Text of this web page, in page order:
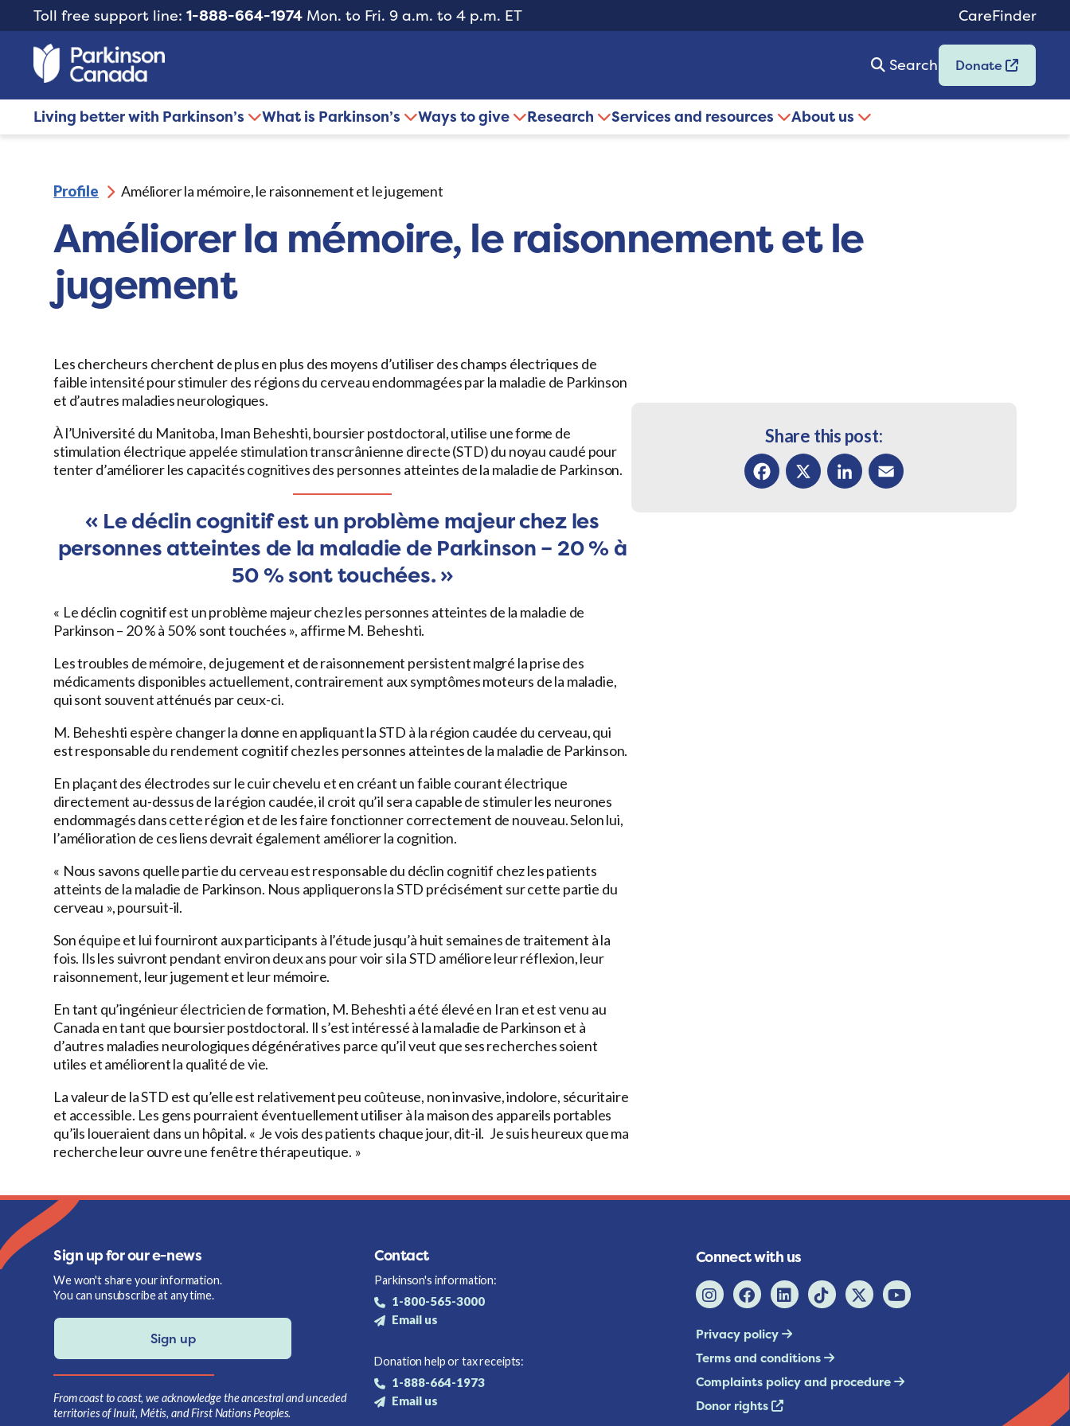
Toll free support line: 1-888-664-1974 Mon. to Fri. 9 a.m. to 4 p.m. ET CareFinder
Search Donate
Living better with Parkinson’s What is Parkinson’s Ways to give Research Services and resources About us
Profile Améliorer la mémoire, le raisonnement et le jugement
Améliorer la mémoire, le raisonnement et le
jugement
Les chercheurs cherchent de plus en plus des moyens d’utiliser des champs électriques de
faible intensité pour stimuler des régions du cerveau endommagées par la maladie de Parkinson
et d’autres maladies neurologiques.
À l’Université du Manitoba, Iman Beheshti, boursier postdoctoral, utilise une forme de
stimulation électrique appelée stimulation transcrânienne directe (STD) du noyau caudé pour
tenter d’améliorer les capacités cognitives des personnes atteintes de la maladie de Parkinson.
« Le déclin cognitif est un problème majeur chez les
personnes atteintes de la maladie de Parkinson – 20 % à
50 % sont touchées. »
« Le déclin cognitif est un problème majeur chez les personnes atteintes de la maladie de
Parkinson – 20 % à 50 % sont touchées », affirme M. Beheshti.
Les troubles de mémoire, de jugement et de raisonnement persistent malgré la prise des
médicaments disponibles actuellement, contrairement aux symptômes moteurs de la maladie,
qui sont souvent atténués par ceux-ci.
M. Beheshti espère changer la donne en appliquant la STD à la région caudée du cerveau, qui
est responsable du rendement cognitif chez les personnes atteintes de la maladie de Parkinson.
En plaçant des électrodes sur le cuir chevelu et en créant un faible courant électrique
directement au-dessus de la région caudée, il croit qu’il sera capable de stimuler les neurones
endommagés dans cette région et de les faire fonctionner correctement de nouveau. Selon lui,
l’amélioration de ces liens devrait également améliorer la cognition.
« Nous savons quelle partie du cerveau est responsable du déclin cognitif chez les patients
atteints de la maladie de Parkinson. Nous appliquerons la STD précisément sur cette partie du
cerveau », poursuit-il.
Son équipe et lui fourniront aux participants à l’étude jusqu’à huit semaines de traitement à la
fois. Ils les suivront pendant environ deux ans pour voir si la STD améliore leur réflexion, leur
raisonnement, leur jugement et leur mémoire.
En tant qu’ingénieur électricien de formation, M. Beheshti a été élevé en Iran et est venu au
Canada en tant que boursier postdoctoral. Il s’est intéressé à la maladie de Parkinson et à
d’autres maladies neurologiques dégénératives parce qu’il veut que ses recherches soient
utiles et améliorent la qualité de vie.
La valeur de la STD est qu’elle est relativement peu coûteuse, non invasive, indolore, sécuritaire
et accessible. Les gens pourraient éventuellement utiliser à la maison des appareils portables
qu’ils loueraient dans un hôpital. « Je vois des patients chaque jour, dit-il. Je suis heureux que ma
recherche leur ouvre une fenêtre thérapeutique. »
Share this post:
Sign up for our e-news
We won't share your information.
You can unsubscribe at any time.
Sign up
From coast to coast, we acknowledge the ancestral and unceded
territories of Inuit, Métis, and First Nations Peoples.
Contact
Parkinson's information:
1-800-565-3000
Email us
Donation help or tax receipts:
1-888-664-1973
Email us
Connect with us
Privacy policy
Terms and conditions
Complaints policy and procedure
Donor rights